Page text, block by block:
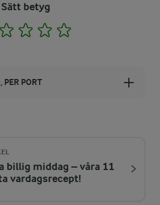
Sätt betyg
1 2 3 4
PER PORT
%
PER PORT
billig middag – våra 11
vardagsrecept!